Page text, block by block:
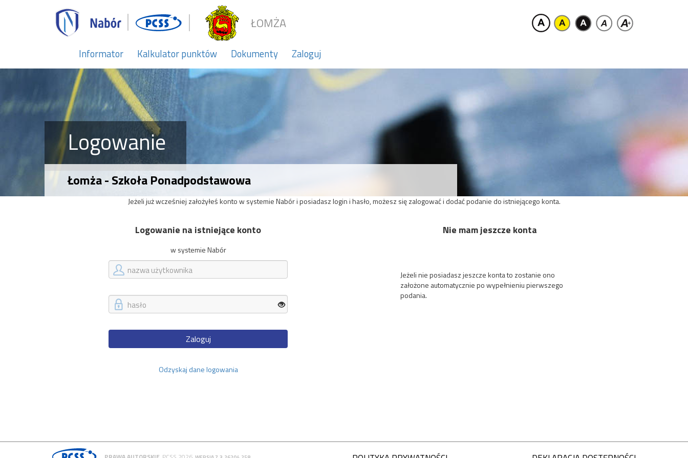
ŁOMŻA
Informator Kalkulator punktów Dokumenty Zaloguj
Logowanie
Łomża - Szkoła Ponadpodstawowa
Jeżeli już wcześniej założyłeś konto w systemie Nabór i posiadasz login i hasło, możesz się zalogować i dodać podanie do istniejącego konta.
Logowanie na istniejące konto
w systemie Nabór
Zaloguj
Odzyskaj dane logowania
Nie mam jeszcze konta
Jeżeli nie posiadasz jeszcze konta to zostanie ono
założone automatycznie po wypełnieniu pierwszego
podania.